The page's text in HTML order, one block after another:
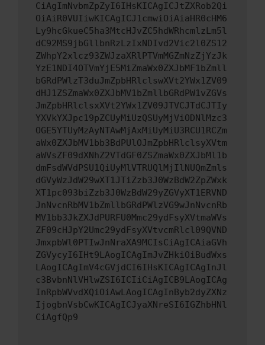
CiAgImNvbmZpZyI6IHsKICAgICJtZXRob2Qi
OiAiR0VUIiwKICAgICJ1cmwiOiAiaHR0cHM6
Ly9hcGkueC5ha3MtcHJvZC5hdWRhcmlzLm5l
dC92MS9jbGllbnRzLzIxNDIvd2Vic2l0ZS12
ZWhpY2xlcz93ZWJzaXRlPTVmMGZmNzZjYzJk
YzE1NDI4OTVmYjE5MiZmaWx0ZXJbMF1bZmll
bGRdPWlzT3duJmZpbHRlclswXVt2YWx1ZV09
dHJ1ZSZmaWx0ZXJbMV1bZmllbGRdPW1vZGVs
JmZpbHRlclsxXVt2YWx1ZV09JTVCJTdCJTIy
YXVkYXJpc19pZCUyMiUzQSUyMjViODNlMzc3
OGE5YTUyMzAyNTAwMjAxMiUyMiU3RCU1RCZm
aWx0ZXJbMV1bb3BdPUlOJmZpbHRlclsyXVtm
aWVsZF09dXNhZ2VTdGF0ZSZmaWx0ZXJbMl1b
dmFsdWVdPSU1QiUyMlVTRUQlMjIlNUQmZmls
dGVyWzJdW29wXT1JTiZzb3J0WzBdW2ZpZWxk
XT1pc093biZzb3J0WzBdW29yZGVyXT1ERVND
JnNvcnRbMV1bZmllbGRdPWlzVG9wJnNvcnRb
MV1bb3JkZXJdPURFU0Mmc29ydFsyXVtmaWVs
ZF09cHJpY2Umc29ydFsyXVtvcmRlcl09QVND
JmxpbWl0PTIwJnNraXA9MCIsCiAgICAiaGVh
ZGVycyI6IHt9LAogICAgImJvZHkiOiBudWxs
LAogICAgImV4cGVjdCI6IHsKICAgICAgInJl
c3BvbnNlVHlwZSI6ICIiCiAgICB9LAogICAg
InRpbWVvdXQiOiAwLAogICAgInByb2dyZXNz
IjogbnVsbCwKICAgICJyaXNreSI6IGZhbHNl
CiAgfQp9